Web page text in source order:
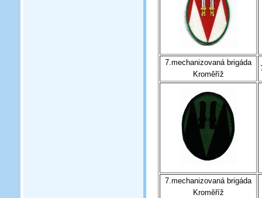
7.mechanizovaná brigáda
Kroměříž
7.mechanizovaná brigáda
Kroměříž